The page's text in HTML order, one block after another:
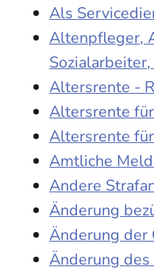
Als
Altenpfleger,
Altersrente -
Altersrente
Altersrente
Amtliche
Andere
Änderung
Änderung der
Änderung